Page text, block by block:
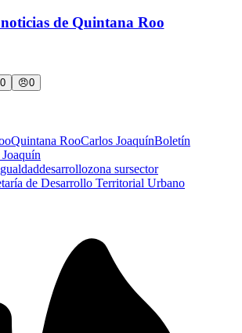
de Quintana Roo
0 😠0
Quintana RooCarlos JoaquínBoletín
desarrollozona sursector
de Desarrollo Territorial Urbano